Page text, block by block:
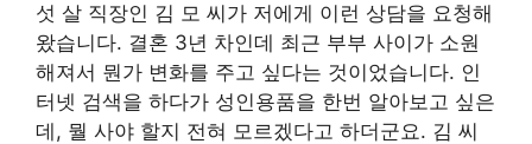
섯 살 직장인 김 모 씨가 저에게 이런 상담을 요청해
왔습니다. 결혼 3년 차인데 최근 부부 사이가 소원
해져서 뭔가 변화를 주고 싶다는 것이었습니다. 인
터넷 검색을 하다가 성인용품을 한번 알아보고 싶은
데, 뭘 사야 할지 전혀 모르겠다고 하더군요. 김 씨